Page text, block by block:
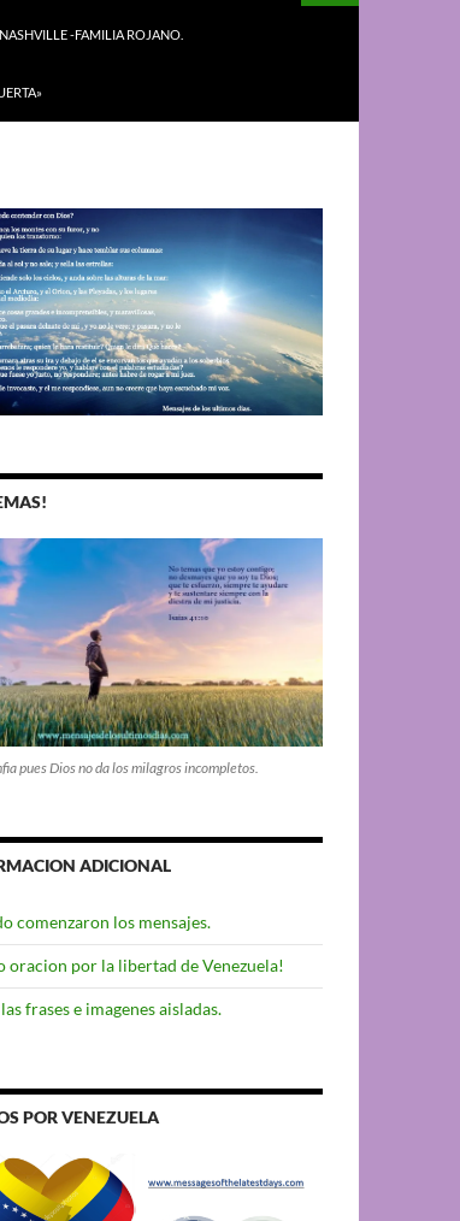
-FAMILIA ROJANO.
pues Dios no da los milagros incompletos.
ADICIONAL
comenzaron los mensajes.
oracion por la libertad de Venezuela!
frases e imagenes aisladas.
POR VENEZUELA